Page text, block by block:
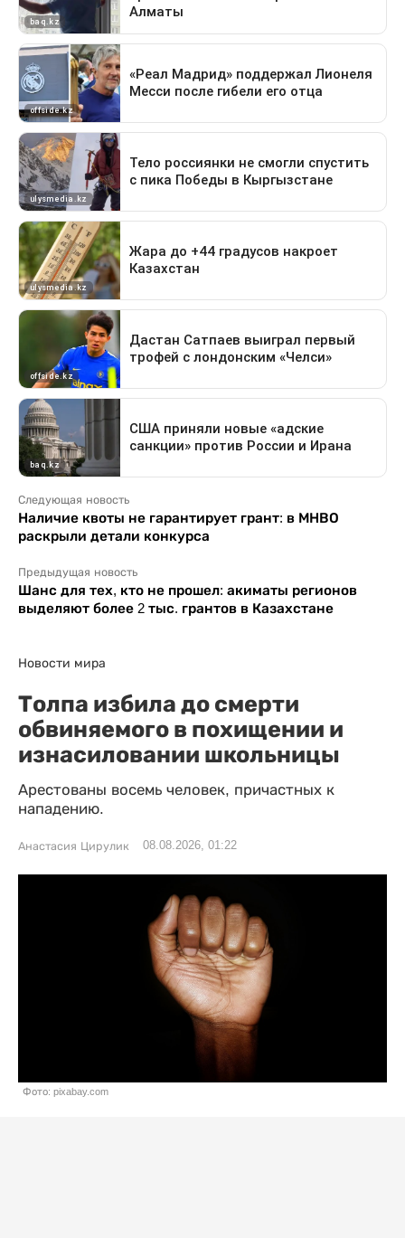
Следующая новость
Наличие квоты не гарантирует грант: в МНВО
раскрыли детали конкурса
Предыдущая новость
Шанс для тех, кто не прошел: акиматы регионов
выделяют более 2 тыс. грантов в Казахстане
Новости мира
Толпа избила до смерти
обвиняемого в похищении и
изнасиловании школьницы
Арестованы восемь человек, причастных к
нападению.
Анастасия Цирулик 08.08.2026, 01:22
Фото: pixabay.com